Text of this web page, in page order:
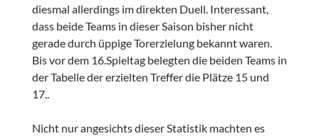
diesmal allerdings im direkten Duell. Interessant,
dass beide Teams in dieser Saison bisher nicht
gerade durch üppige Torerzielung bekannt waren.
Bis vor dem 16.Spieltag belegten die beiden Teams in
der Tabelle der erzielten Treffer die Plätze 15 und
17..
Nicht nur angesichts dieser Statistik machten es